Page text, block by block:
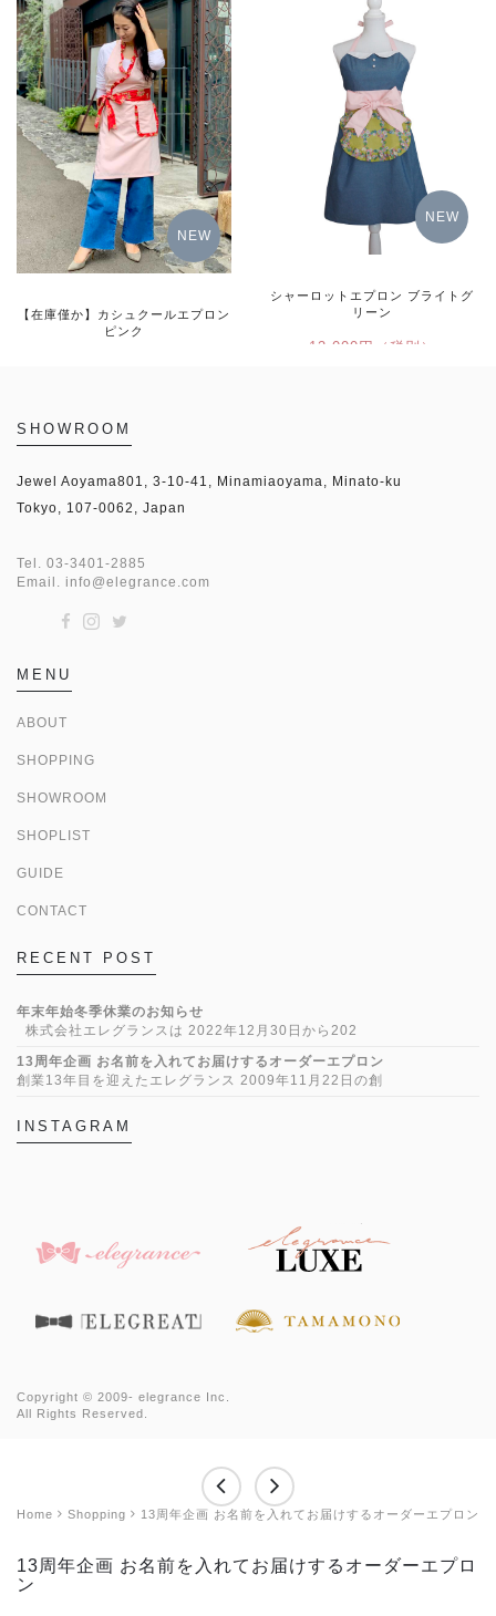
15,500円（税込）
詳細をみる
詳細をみる
NEW
【在庫僅か】カシュクールエプロン
ピンク
詳細をみる
NEW
シャーロットエプロン ブライトグ
リーン
12,000円（税別）
SHOWROOM
Jewel Aoyama801, 3-10-41, Minamiaoyama, Minato-ku
Tokyo, 107-0062, Japan
Tel. 03-3401-2885
Email. info@elegrance.com
MENU
ABOUT
SHOPPING
SHOWROOM
SHOPLIST
GUIDE
CONTACT
RECENT POST
年末年始冬季休業のお知らせ
株式会社エレグランスは 2022年12月30日から202
13周年企画 お名前を入れてお届けするオーダーエプロン
創業13年目を迎えたエレグランス 2009年11月22日の創
INSTAGRAM
Copyright © 2009- elegrance Inc.
All Rights Reserved.
Home Shopping 13周年企画 お名前を入れてお届けするオーダーエプロン
13周年企画 お名前を入れてお届けするオーダーエプロ
ン